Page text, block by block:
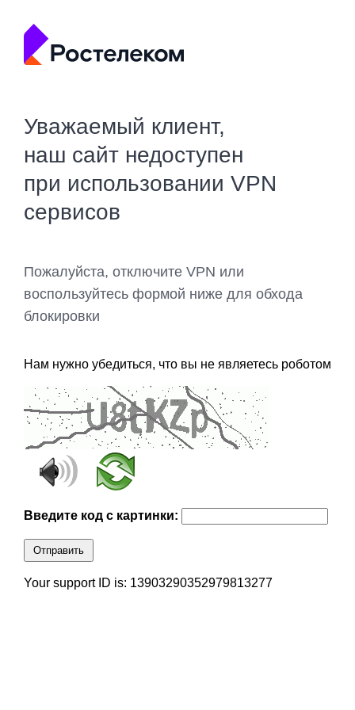
Уважаемый клиент,
наш сайт недоступен
при использовании VPN
сервисов
Пожалуйста, отключите VPN или
воспользуйтесь формой ниже для обхода
блокировки
Нам нужно убедиться, что вы не являетесь роботом
Введите код с картинки:
Отправить
Your support ID is: 13903290352979813277